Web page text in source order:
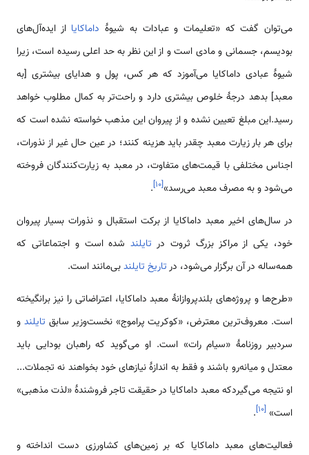
می‌توان گفت که «تعلیمات و عبادات به شیوهٔ داماکایا از ایده‌آل‌های
بودیسم، جسمانی و مادی است و از این نظر به حد اعلی رسیده است، زیرا
شیوهٔ عبادی داماکایا می‌آموزد که هر کس، پول و هدایای بیشتری [به
معبد] بدهد درجهٔ خلوص بیشتری دارد و راحت‌تر به کمال مطلوب خواهد
رسید.این مبلغ تعیین نشده و از پیروان این مذهب خواسته نشده است که
برای هر بار زیارت معبد چقدر باید هزینه کنند؛ در عین حال غیر از نذورات،
اجناس مختلفی با قیمت‌های متفاوت، در معبد به زیارت‌کنندگان فروخته
می‌شود و به مصرف معبد می‌رسد»[۱۰]
.
در سال‌های اخیر معبد داماکایا از برکت استقبال و نذورات بسیار پیروان
خود، یکی از مراکز بزرگ ثروت در تایلندشده است و اجتماعاتی که
همه‌ساله در آن برگزار می‌شود، درتاریخ تایلندبی‌مانند است.
«طرح‌ها و پروژه‌های بلندپروازانهٔ معبد داماکایا، اعتراضاتی را نیز برانگیخته
است. معروف‌ترین معترض، «کوکریت پراموج» نخست‌وزیر سابق تایلند و
سردبیر روزنامهٔ «سیام رات» است. او می‌گوید که راهبان بودایی باید
معتدل و میانه‌رو باشند و فقط به اندازهٔ نیازهای خود بخواهند نه تجملات...
او نتیجه می‌گیردکه معبد داماکایا در حقیقت تاجر فروشندهٔ «لذت مذهبی»
است» [۱۰]
.
فعالیت‌های معبد داماکایا که بر زمین‌های کشاورزی دست انداخته و